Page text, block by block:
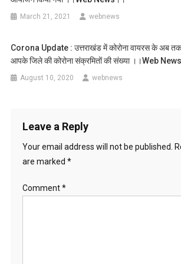
March 21, 2021 webnews
Corona Update : उत्तराखंड में कोरोना वायरस के अब
आपके जिले की कोरोना संक्रमितों की संख्या ।।web
August 10, 2020 webnews
Leave a Reply
Your email address will not be published.
are marked *
Comment*